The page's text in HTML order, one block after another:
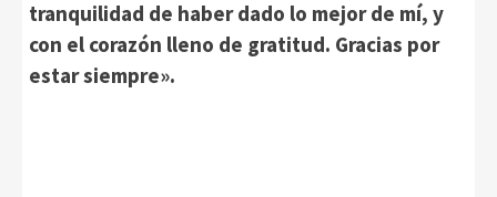
tranquilidad de haber dado lo mejor de mí, y
con el corazón lleno de gratitud. Gracias por
estar siempre».